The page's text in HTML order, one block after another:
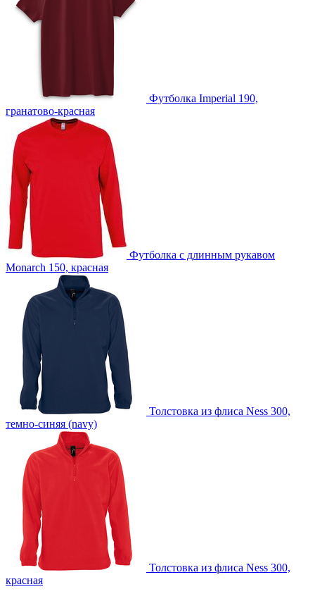
Футболка Imperial 190,
гранатово-красная
Футболка с длинным рукавом
Monarch 150, красная
Толстовка из флиса Ness 300,
темно-синяя (navy)
Толстовка из флиса Ness 300,
красная